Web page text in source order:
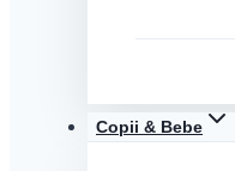
Copii & Bebe